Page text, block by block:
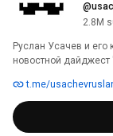
2.8M
Руслан Усачев и
новостной дайджест
Северный Полюс до
t.me/